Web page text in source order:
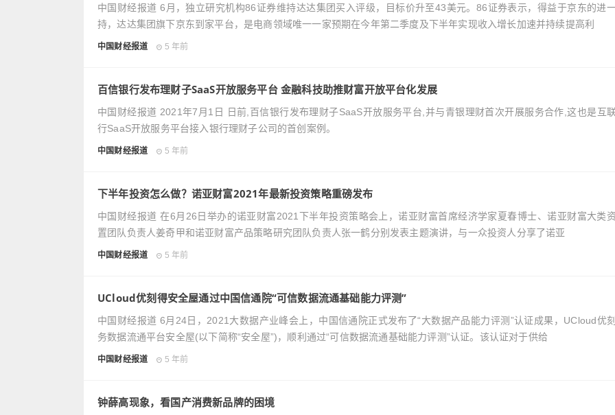
中国财经报道 6月，独立研究机构86证券维持达达集团买入评级，目标价升至43美元。86证券表示，得益于京东的进
持，达达集团旗下京东到家平台，是电商领域唯一一家预期在今年第二季度及下半年实现收入增长加速并持续提高利
中国财经报道 5 年前
百信银行发布理财子SaaS开放服务平台 金融科技助推财富开放平台化发展
中国财经报道 2021年7月1日 日前,百信银行发布理财子SaaS开放服务平台,并与青银理财首次开展服务合作,这也是互
行SaaS开放服务平台接入银行理财子公司的首创案例。
中国财经报道 5 年前
下半年投资怎么做？诺亚财富2021年最新投资策略重磅发布
中国财经报道 在6月26日举办的诺亚财富2021下半年投资策略会上，诺亚财富首席经济学家夏春博士、诺亚财富大类
置团队负责人姜奇甲和诺亚财富产品策略研究团队负责人张一鹤分别发表主题演讲，与一众投资人分享了诺亚
中国财经报道 5 年前
UCloud优刻得安全屋通过中国信通院“可信数据流通基础能力评测”
中国财经报道 6月24日，2021大数据产业峰会上，中国信通院正式发布了“大数据产品能力评测”认证成果，UCloud优
务数据流通平台安全屋(以下简称“安全屋”)，顺利通过“可信数据流通基础能力评测”认证。该认证对于供给
中国财经报道 5 年前
钟薛高现象，看国产消费新品牌的困境